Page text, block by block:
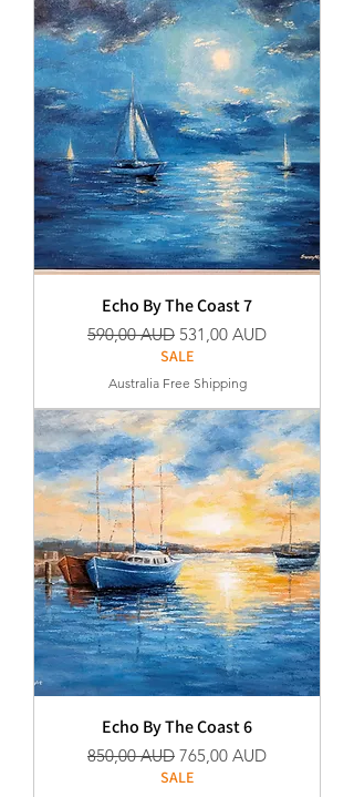
Echo By The Coast 7
Szokásos ár
590,00 AUD Akciós ár
531,00 AUD
SALE
Australia Free Shipping
Echo By The Coast 6
Szokásos ár
850,00 AUD Akciós ár
765,00 AUD
SALE